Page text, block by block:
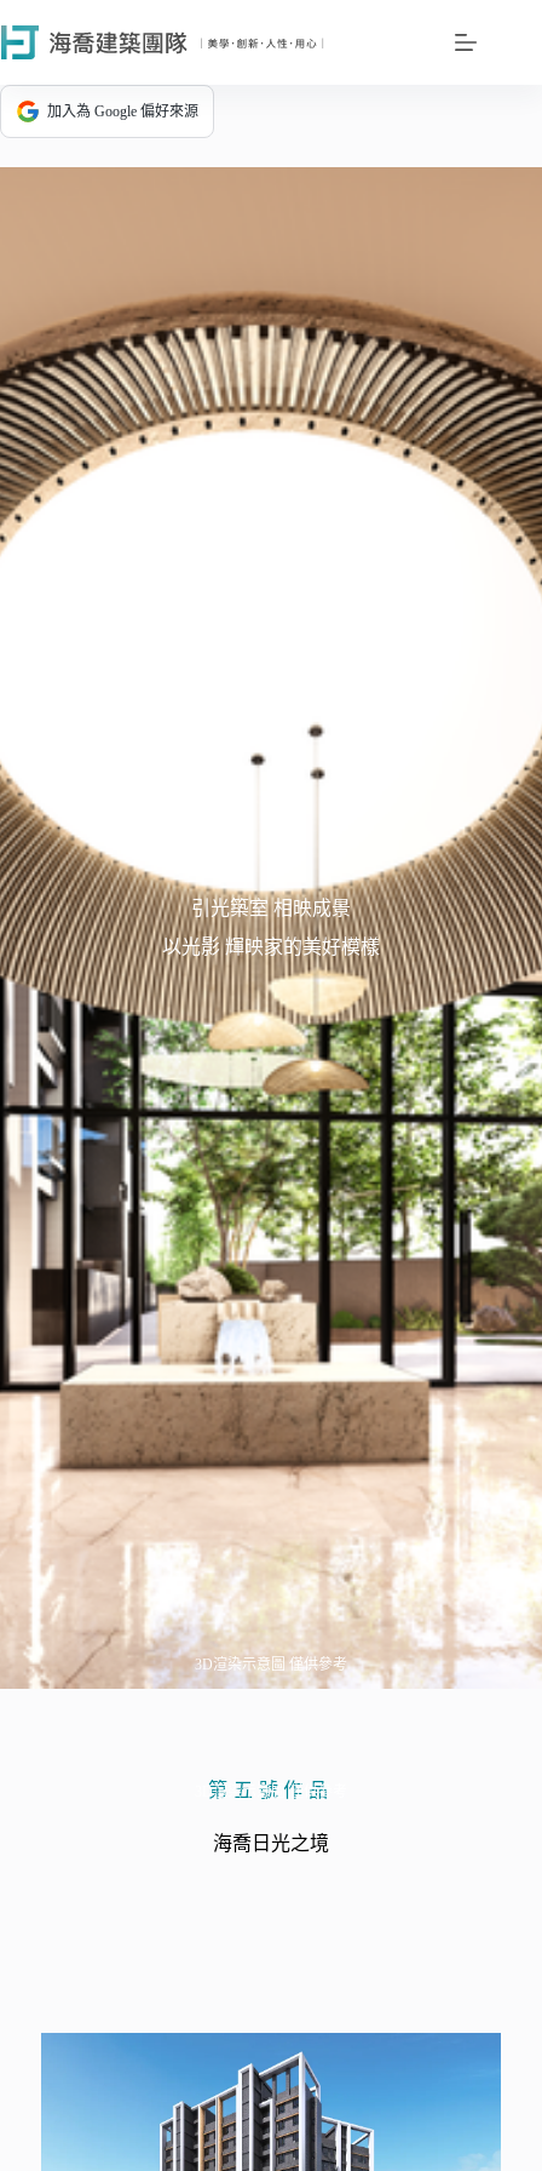
加入為 Google 偏好來源
引光築室 相映成景
以光影 輝映家的美好模樣
3D渲染示意圖 僅供參考
第五號作品
海喬日光之境
3D渲染示意圖 僅供參考